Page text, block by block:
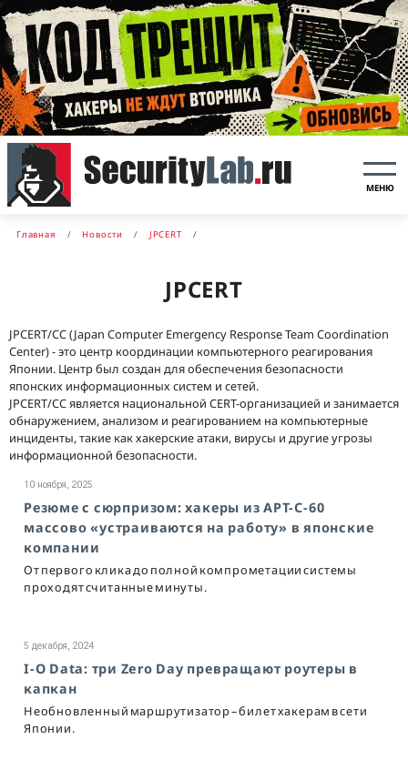
МЕНЮ
Главная Новости JPCERT
JPCERT
JPCERT/CC (Japan Computer Emergency Response Team Coordination
Center) - это центр координации компьютерного реагирования
Японии. Центр был создан для обеспечения безопасности
японских информационных систем и сетей.
JPCERT/CC является национальной CERT-организацией и занимается
обнаружением, анализом и реагированием на компьютерные
инциденты, такие как хакерские атаки, вирусы и другие угрозы
информационной безопасности.
10 ноября, 2025
Резюме с сюрпризом: хакеры из APT-C-60
массово «устраиваются на работу» в японские
компании
От первого клика до полной компрометации системы
проходят считанные минуты.
5 декабря, 2024
I-O Data: три Zero Day превращают роутеры в
капкан
Необновленный маршрутизатор – билет хакерам в сети
Японии.